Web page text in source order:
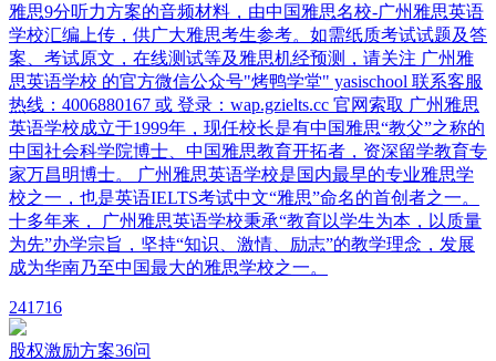
雅思9分听力方案的音频材料，由中国雅思名校-广州雅思英语
学校汇编上传，供广大雅思考生参考。如需纸质考试试题及答
案、考试原文，在线测试等及雅思机经预测，请关注 广州雅
思英语学校 的官方微信公众号"烤鸭学堂" yasischool 联系客服
热线：4006880167 或 登录：wap.gzielts.cc 官网索取 广州雅思
英语学校成立于1999年，现任校长是有中国雅思“教父”之称的
中国社会科学院博士、中国雅思教育开拓者，资深留学教育专
家万昌明博士。 广州雅思英语学校是国内最早的专业雅思学
校之一，也是英语IELTS考试中文“雅思”命名的首创者之一。
十多年来， 广州雅思英语学校秉承“教育以学生为本，以质量
为先”办学宗旨，坚持“知识、激情、励志”的教学理念，发展
成为华南乃至中国最大的雅思学校之一。
241716
股权激励方案36问